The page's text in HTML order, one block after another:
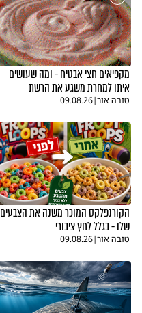
מקפיאים חצי אבטיח - ומה שעושים
איתו למחרת משגע את הרשת
טובה אור|
09.08.26
הקורנפלקס המוכר משנה את הצבעים
שלו - בגלל לחץ ציבורי
טובה אור|
09.08.26